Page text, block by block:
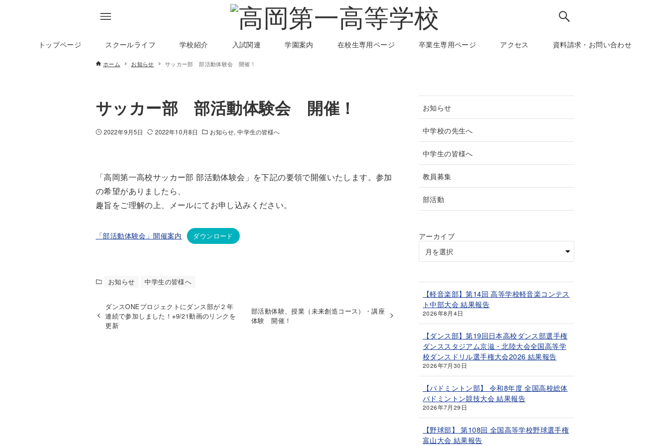
トップページ スクールライフ 学校紹介 入試関連 学園案内 在校生専用ページ 卒業生専用ページ アクセス 資料請求・お問い合わせ
ホーム お知らせ サッカー部 部活動体験会 開催！
サッカー部 部活動体験会 開催！
2022年9月5日 2022年10月8日 お知らせ 中学生の皆様へ
「高岡第一高校サッカー部 部活動体験会」を下記の要領で開催いたします。参加
の希望がありましたら、
趣旨をご理解の上、メールにてお申し込みください。
「部活動体験会」開催案内 ダウンロード
お知らせ 中学生の皆様へ
ダンスONEプロジェクトにダンス部が２年
連続で参加しました！※9/21動画のリンクを
更新
部活動体験、授業（未来創造コース）・講座
体験 開催！
お知らせ
中学校の先生へ
中学生の皆様へ
教員募集
部活動
アーカイブ
【軽音楽部】第14回 高等学校軽音楽コンテス
ト中部大会 結果報告
2026年8月4日
【ダンス部】第19回日本高校ダンス部選手権
ダンススタジアム京滋・北陸大会全国高等学
校ダンスドリル選手権大会2026 結果報告
2026年7月30日
【バドミントン部】 令和8年度 全国高校総体
バドミントン競技大会 結果報告
2026年7月29日
【野球部】 第108回 全国高等学校野球選手権
富山大会 結果報告